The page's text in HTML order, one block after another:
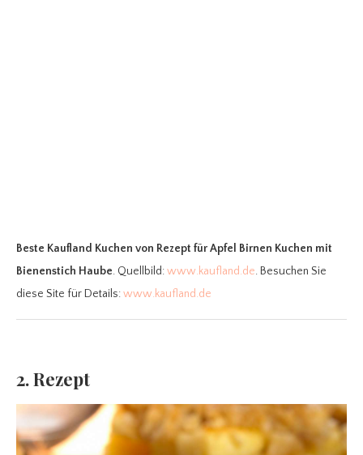
Beste Kaufland Kuchen von Rezept für Apfel Birnen Kuchen mit
Bienenstich Haube. Quellbild:www.kaufland.de. Besuchen Sie
diese Site für Details:www.kaufland.de
2. Rezept